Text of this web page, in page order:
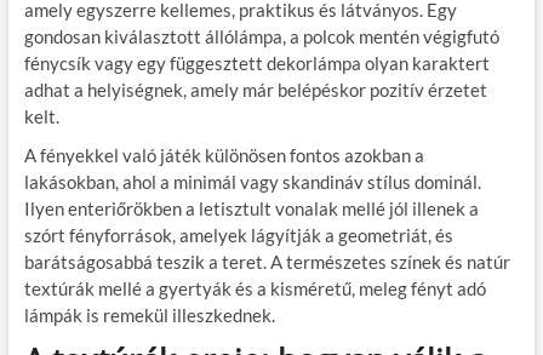
amely egyszerre kellemes, praktikus és látványos. Egy
gondosan kiválasztott állólámpa, a polcok mentén végigfutó
fénycsík vagy egy függesztett dekorlámpa olyan karaktert
adhat a helyiségnek, amely már belépéskor pozitív érzetet
kelt.
A fényekkel való játék különösen fontos azokban a
lakásokban, ahol a minimál vagy skandináv stílus dominál.
Ilyen enteriőrökben a letisztult vonalak mellé jól illenek a
szórt fényforrások, amelyek lágyítják a geometriát, és
barátságosabbá teszik a teret. A természetes színek és natúr
textúrák mellé a gyertyák és a kisméretű, meleg fényt adó
lámpák is remekül illeszkednek.